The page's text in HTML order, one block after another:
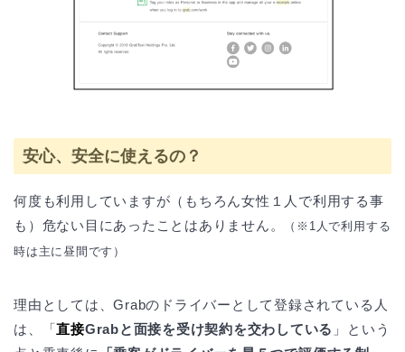
安心、安全に使えるの？
何度も利用していますが（もちろん女性１人で利用する事
も）危ない目にあったことはありません。
（※1人で利用する
時は主に昼間です）
理由としては、Grabのドライバーとして登録されている人
は、「直接Grabと面接を受け契約を交わしている 」という